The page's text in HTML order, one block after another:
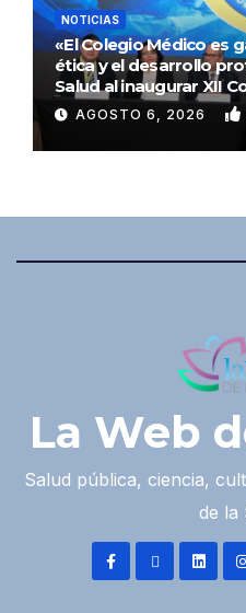
NOTICIAS
«El Colegio Médico es
ética y el desarrollo
Salud al inaugurar XII
AGOSTO 6, 2026
La Web
Salud pública, ciencia,
de la